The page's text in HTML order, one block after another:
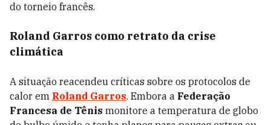
do torneio francês.
Roland Garros como retrato da crise
climática
A situação reacendeu críticas sobre os protocolos de
calor em Roland Garros. Embora a Federação
Francesa de Tênis monitore a temperatura de globo